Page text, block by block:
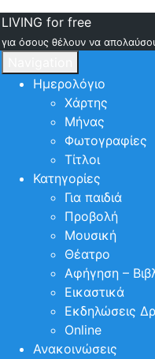
LIVING for free
για όσους θέλουν να
Ημερολόγιο
Χάρτης
Μήνας
Φωτογραφίες
Τίτλοι
Κατηγορίες
Για παιδιά
Προβολή
Μουσική
Θέατρο
Αφήγηση –
Εικαστικά
Εκδηλώσεις
Online
Ανακοινώσεις